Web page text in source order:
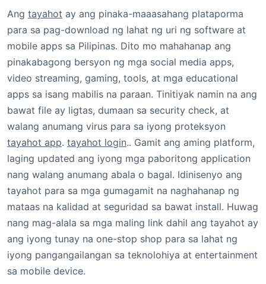
Ang tayahot ay ang pinaka-maaasahang plataporma
para sa pag-download ng lahat ng uri ng software at
mobile apps sa Pilipinas. Dito mo mahahanap ang
pinakabagong bersyon ng mga social media apps,
video streaming, gaming, tools, at mga educational
apps sa isang mabilis na paraan. Tinitiyak namin na ang
bawat file ay ligtas, dumaan sa security check, at
walang anumang virus para sa iyong proteksyon
tayahot app. tayahot login.. Gamit ang aming platform,
laging updated ang iyong mga paboritong application
nang walang anumang abala o bagal. Idinisenyo ang
tayahot para sa mga gumagamit na naghahanap ng
mataas na kalidad at seguridad sa bawat install. Huwag
nang mag-alala sa mga maling link dahil ang tayahot ay
ang iyong tunay na one-stop shop para sa lahat ng
iyong pangangailangan sa teknolohiya at entertainment
sa mobile device.